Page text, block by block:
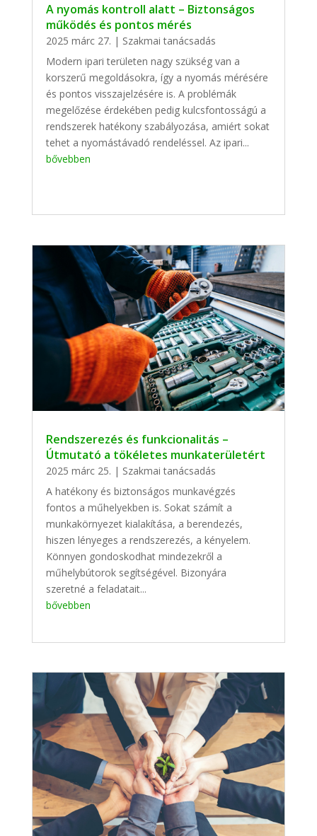
A nyomás kontroll alatt – Biztonságos
működés és pontos mérés
2025 márc 27. | Szakmai tanácsadás
Modern ipari területen nagy szükség van a
korszerű megoldásokra, így a nyomás mérésére
és pontos visszajelzésére is. A problémák
megelőzése érdekében pedig kulcsfontosságú a
rendszerek hatékony szabályozása, amiért sokat
tehet a nyomástávadó rendeléssel. Az ipari...
bővebben
Rendszerezés és funkcionalitás –
Útmutató a tökéletes munkaterületért
2025 márc 25. | Szakmai tanácsadás
A hatékony és biztonságos munkavégzés
fontos a műhelyekben is. Sokat számít a
munkakörnyezet kialakítása, a berendezés,
hiszen lényeges a rendszerezés, a kényelem.
Könnyen gondoskodhat mindezekről a
műhelybútorok segítségével. Bizonyára
szeretné a feladatait...
bővebben